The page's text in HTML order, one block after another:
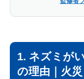
1. ネズミが
の理由｜火